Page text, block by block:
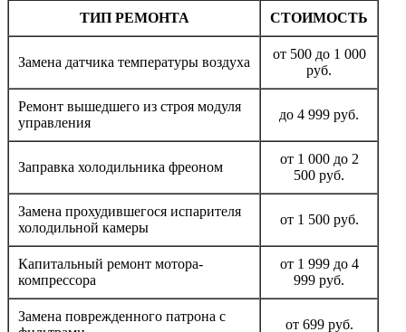
ТИП РЕМОНТА СТОИМОСТЬ
Замена датчика температуры воздуха
от 500 до 1 000
руб.
Ремонт вышедшего из строя модуля
управления
до 4 999 руб.
Заправка холодильника фреоном
от 1 000 до 2
500 руб.
Замена прохудившегося испарителя
холодильной камеры
от 1 500 руб.
Капитальный ремонт мотора-
компрессора
от 1 999 до 4
999 руб.
Замена поврежденного патрона с
от 699 руб.